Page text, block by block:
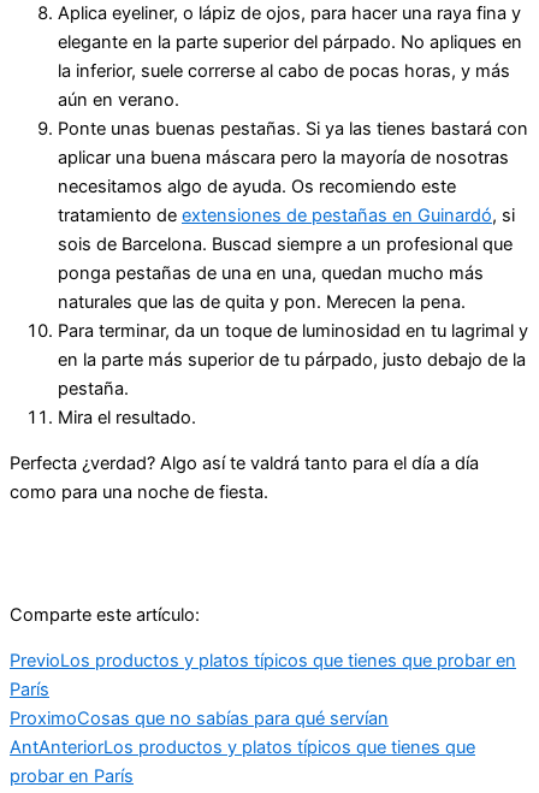
Aplica eyeliner, o lápiz de ojos, para hacer una raya fina y
elegante en la parte superior del párpado. No apliques en
la inferior, suele correrse al cabo de pocas horas, y más
aún en verano.
Ponte unas buenas pestañas. Si ya las tienes bastará con
aplicar una buena máscara pero la mayoría de nosotras
necesitamos algo de ayuda. Os recomiendo este
tratamiento de extensiones de pestañas en Guinardó, si
sois de Barcelona. Buscad siempre a un profesional que
ponga pestañas de una en una, quedan mucho más
naturales que las de quita y pon. Merecen la pena.
Para terminar, da un toque de luminosidad en tu lagrimal y
en la parte más superior de tu párpado, justo debajo de la
pestaña.
Mira el resultado.
Perfecta ¿verdad? Algo así te valdrá tanto para el día a día
como para una noche de fiesta.
Comparte este artículo:
PrevioLos productos y platos típicos que tienes que probar en
París
ProximoCosas que no sabías para qué servían
AntAnteriorLos productos y platos típicos que tienes que
probar en París